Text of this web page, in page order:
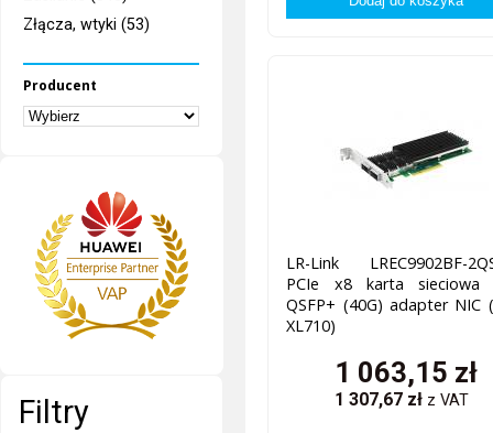
Złącza, wtyki (53)
Producent
Filtry
LR-Link LREC9902BF-
PCIe x8 karta sieciowa
QSFP+ (40G) adapter NIC
XL710)
1 063,15 zł
1 307,67 zł z VAT